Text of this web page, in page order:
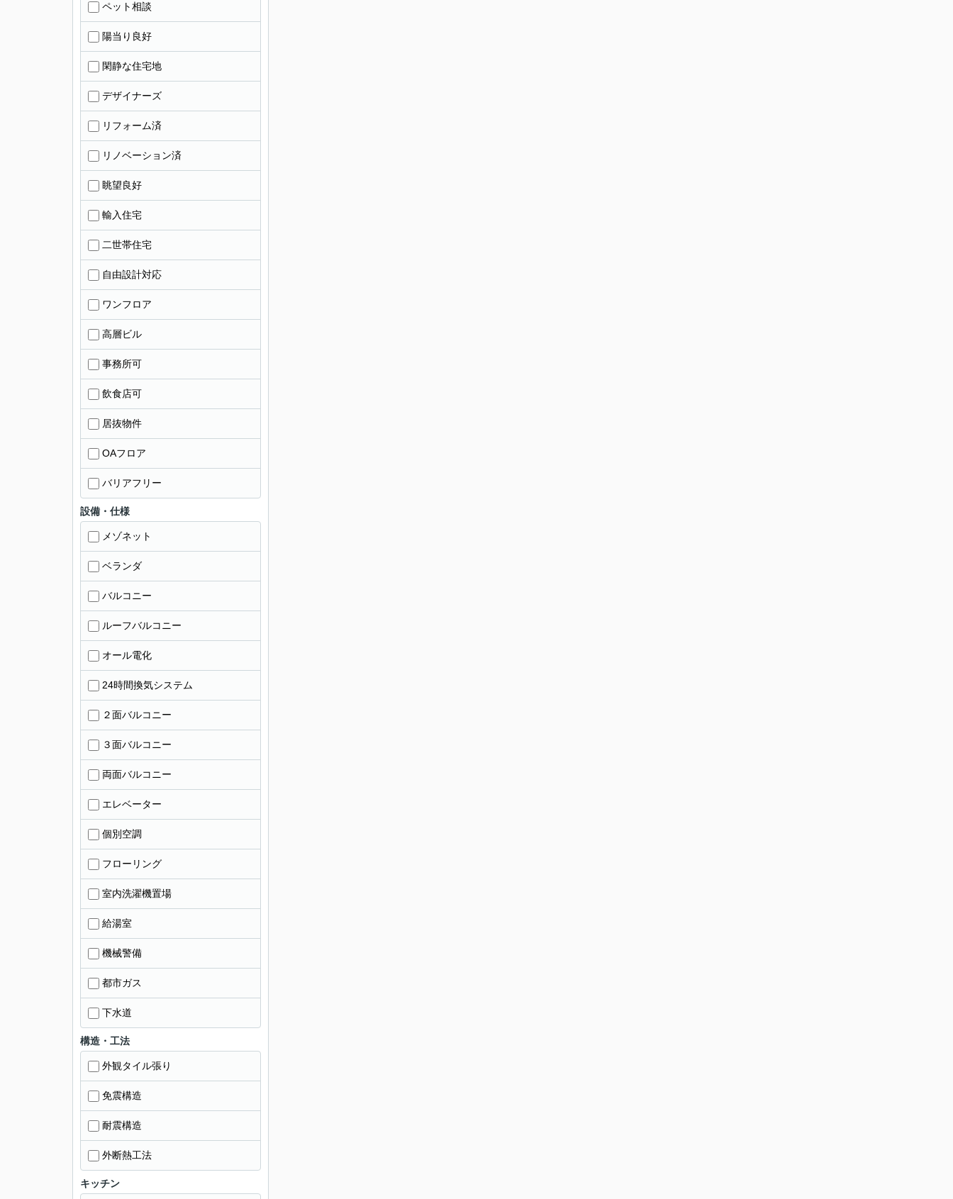
ペット相談
陽当り良好
閑静な住宅地
デザイナーズ
リフォーム済
リノベーション済
眺望良好
輸入住宅
二世帯住宅
自由設計対応
ワンフロア
高層ビル
事務所可
飲食店可
居抜物件
OAフロア
バリアフリー
設備・仕様
メゾネット
ベランダ
バルコニー
ルーフバルコニー
オール電化
24時間換気システム
２面バルコニー
３面バルコニー
両面バルコニー
エレベーター
個別空調
フローリング
室内洗濯機置場
給湯室
機械警備
都市ガス
下水道
構造・工法
外観タイル張り
免震構造
耐震構造
外断熱工法
キッチン